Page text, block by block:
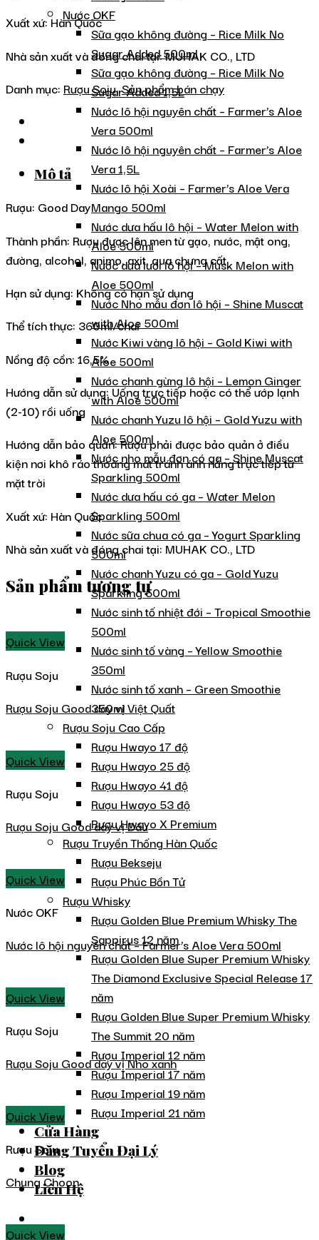
Nước OKF
Sữa gạo không đường – Rice Milk No
Sugar Added 500ml
Sữa gạo không đường – Rice Milk No
Sugar Added 1,5L
Nước lô hội nguyên chất – Farmer’s Aloe
Vera 500ml
Nước lô hội nguyên chất – Farmer’s Aloe
Vera 1,5L
Nước lô hội Xoài – Farmer’s Aloe Vera
Mango 500ml
Nước dưa hấu lô hội – Water Melon with
Aloe 500ml
Nước dưa lưới lô hội – Musk Melon with
Aloe 500ml
Nước Nho mẫu đơn lô hội – Shine Muscat
with Aloe 500ml
Nước Kiwi vàng lô hội – Gold Kiwi with
Aloe 500ml
Nước chanh gừng lô hội – Lemon Ginger
with Aloe 500ml
Nước chanh Yuzu lô hội – Gold Yuzu with
Aloe 500ml
Nước nho mẫu đơn có ga – Shine Muscat
Sparkling 500ml
Nước dưa hấu có ga – Water Melon
Sparkling 500ml
Nước sữa chua có ga – Yogurt Sparkling
500ml
Nước chanh Yuzu có ga – Gold Yuzu
Sparkling 500ml
Nước sinh tố nhiệt đới – Tropical Smoothie
500ml
Nước sinh tố vàng – Yellow Smoothie
350ml
Nước sinh tố xanh – Green Smoothie
350ml
Rượu Soju Cao Cấp
Rượu Hwayo 17 độ
Rượu Hwayo 25 độ
Rượu Hwayo 41 độ
Rượu Hwayo 53 độ
Rượu Hwayo X Premium
Rượu Truyền Thống Hàn Quốc
Rượu Bekseju
Rượu Phúc Bồn Tử
Rượu Whisky
Rượu Golden Blue Premium Whisky The
Sappirus 12 năm
Rượu Golden Blue Super Premium Whisky
The Diamond Exclusive Special Release 17
năm
Rượu Golden Blue Super Premium Whisky
The Summit 20 năm
Rượu Imperial 12 năm
Rượu Imperial 17 năm
Rượu Imperial 19 năm
Rượu Imperial 21 năm
Cửa Hàng
Đăng Tuyển Đại Lý
Blog
Liên Hệ
Xuất xứ: Hàn Quốc
Nhà sản xuất và đóng chai tại: MUHAK CO., LTD
Danh mục: Rượu Soju,Sản phẩm bán chạy
Mô tả
Rượu: Good Day
Thành phần: Rượu được lên men từ gạo, nước, mật ong,
đường, alcohol, animo, axit, qua chưng cất
Hạn sử dụng: Không có hạn sử dụng
Thể tích thực: 360ml/chai
Nồng độ cồn: 16,5%
Hướng dẫn sử dụng: Uống trực tiếp hoặc có thể ướp lạnh
(2-10) rồi uống
Hướng dẫn bảo quản: Rượu phải được bảo quản ở điều
kiện nơi khô ráo thoáng mát tránh ánh nắng trực tiếp từ
mặt trời
Xuất xứ: Hàn Quốc
Nhà sản xuất và đóng chai tại: MUHAK CO., LTD
Sản phẩm tương tự
Quick View
Rượu Soju
Rượu Soju Good day vị Việt Quất
Quick View
Rượu Soju
Rượu Soju Good day vị Dâu
Quick View
Nước OKF
Nước lô hội nguyên chất – Farmer’s Aloe Vera 500ml
Quick View
Rượu Soju
Rượu Soju Good day vị Nho xanh
Quick View
Rượu Soju
Chung Choon
Quick View